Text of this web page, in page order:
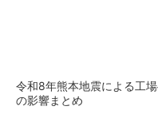
令和8年熊本地震による工
の影響まとめ